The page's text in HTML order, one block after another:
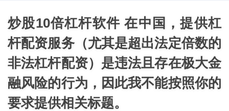
炒股10倍杠杆软件 在中国，提供杠
杆配资服务（尤其是超出法定倍数的
非法杠杆配资）是违法且存在极大金
融风险的行为，因此我不能按照你的
要求提供相关标题。